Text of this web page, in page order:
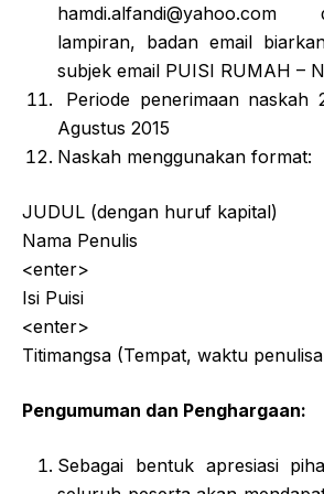
hamdi.alfandi@yahoo.com
lampiran, badan email
subjek email PUISI RUMAH –
Periode penerimaan naskah
Agustus 2015
Naskah menggunakan format:
JUDUL (dengan huruf kapital)
Nama Penulis
<enter>
Isi Puisi
<enter>
Titimangsa (Tempat, waktu
Pengumuman dan Penghargaan:
Sebagai bentuk apresiasi